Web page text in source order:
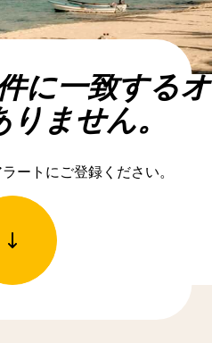
に一致するオ
ません。
ートにご登録ください。